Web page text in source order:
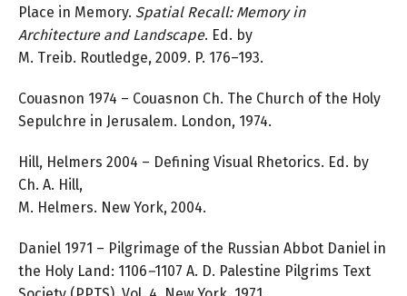
Place in Memory. Spatial Recall: Memory in
Architecture and Landscape. Ed. by
M. Treib. Routledge, 2009. P. 176–193.
Couasnon 1974 – Couasnon Ch. The Church of the Holy
Sepulchre in Jerusalem. London, 1974.
Hill, Helmers 2004 – Defining Visual Rhetorics. Ed. by
Ch. A. Hill,
M. Helmers. New York, 2004.
Daniel 1971 – Pilgrimage of the Russian Abbot Daniel in
the Holy Land: 1106–1107 A. D. Palestine Pilgrims Text